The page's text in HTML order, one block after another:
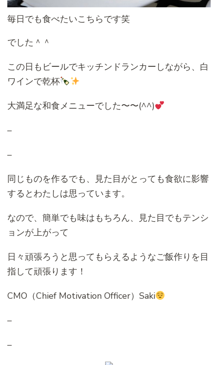
毎日でも食べたいこちらです笑
でした＾＾
この日もビールでキッチンドランカーしながら、白
ワインで乾杯
大満足な和食メニューでした〜〜(^^)
–
–
同じものを作るでも、見た目がとっても食欲に影響
するとわたしは思っています。
なので、簡単でも味はもちろん、見た目でもテンシ
ョンが上がって
日々頑張ろうと思ってもらえるようなご飯作りを目
指して頑張ります！
CMO（Chief Motivation Officer）Saki
–
–